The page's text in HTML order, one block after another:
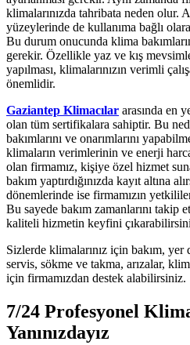
klimalarınızda tahribata neden olur.
yüzeylerinde de kullanıma bağlı
Bu durum onucunda klima
gerekir. Özellikle yaz ve kış
yapılması, klimalarınızın verimli
önemlidir.
Gaziantep Klimacılar arasında en
olan tüm sertifikalara sahiptir. Bu
bakımlarını ve onarımlarını
klimaların verimlerinin ve enerji
olan firmamız, kişiye özel hizmet
bakım yaptırdığınızda kayıt altına
dönemlerinde ise firmamızın
Bu sayede bakım zamanlarını takip
kaliteli hizmetin keyfini
Sizlerde klimalarınız için bakım, yer
servis, sökme ve takma, arızalar,
için firmamızdan destek alabilirsiniz.
7/24 Profesyonel
Yanınızdayız